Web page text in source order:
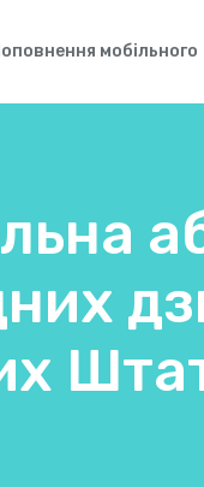
мобільного